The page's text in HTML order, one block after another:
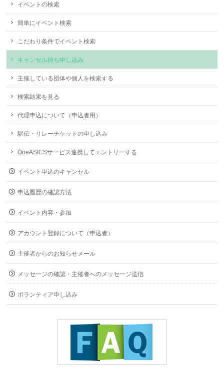
イベントの検索
簡単にイベント検索
こだわり条件でイベント検索
キャンセル待ち申し込み
主催している団体や個人を検索する
検索結果を見る
代理申込について（申込者用）
駅伝・リレーチケットの申し込み
OneASICSサービス連携してエントリーする
イベント申込のキャンセル
申込履歴の確認方法
イベント内容・参加
アカウント登録について（申込者）
主催者からのお知らせメール
メッセージの確認・主催者へのメッセージ送信
ボランティア申し込み